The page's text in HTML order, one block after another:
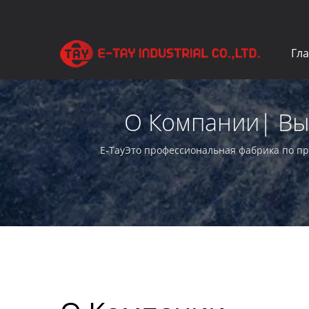
О Компании|
E-TayЭто профессиональная фабрика по
ассортимент увеличительных
стекла